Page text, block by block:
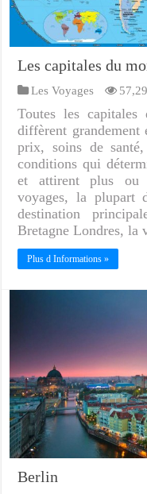
Les capitales du
Les Voyages
Toutes les
diffèrent
prix, soins de
conditions qui
et attirent plus ou
voyages, la plupart
destination
Bretagne Londres,
Plus d Informations »
Berlin